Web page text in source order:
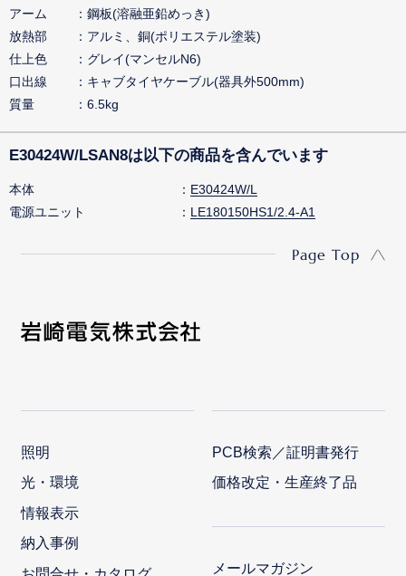
アーム
鋼板(溶融亜鉛めっき)
放熱部
アルミ、銅(ポリエステル塗装)
仕上色
グレイ(マンセルN6)
口出線
キャブタイヤケーブル(器具外500mm)
質量
6.5kg
E30424W/LSAN8は以下の商品を含んでいます
本体
E30424W/L
電源ユニット
LE180150HS1/2.4-A1
Page Top
照明
光・環境
情報表示
納入事例
PCB検索／証明書発行
価格改定・生産終了品
メールマガジン